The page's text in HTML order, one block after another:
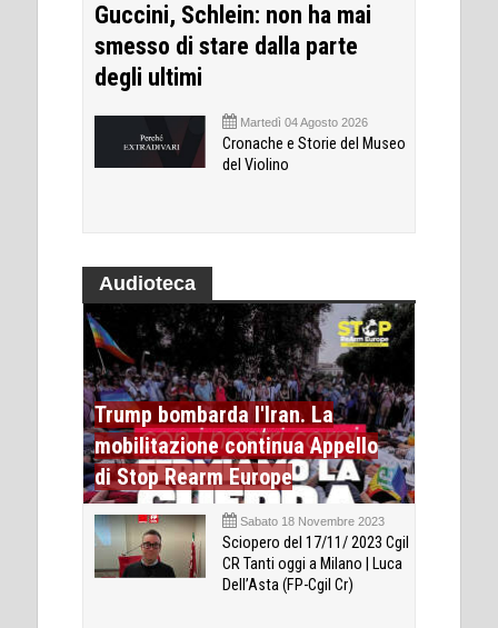
Guccini, Schlein: non ha mai
smesso di stare dalla parte
degli ultimi
Martedì 04 Agosto 2026
Cronache e Storie del Museo
del Violino
Audioteca
Trump bombarda l'Iran. La
mobilitazione continua Appello
di Stop Rearm Europe
Sabato 18 Novembre 2023
Sciopero del 17/11/ 2023 Cgil
CR Tanti oggi a Milano | Luca
Dell’Asta (FP-Cgil Cr)